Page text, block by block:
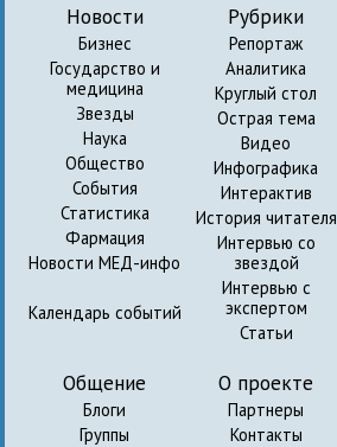
Новости
Бизнес
Государство и
медицина
Звезды
Наука
Общество
События
Статистика
Фармация
Новости МЕД-инфо
Календарь событий
Рубрики
Репортаж
Аналитика
Круглый стол
Острая тема
Видео
Инфографика
Интерактив
История читателя
Интервью со
звездой
Интервью с
экспертом
Статьи
Общение
Блоги
Группы
О проекте
Партнеры
Контакты